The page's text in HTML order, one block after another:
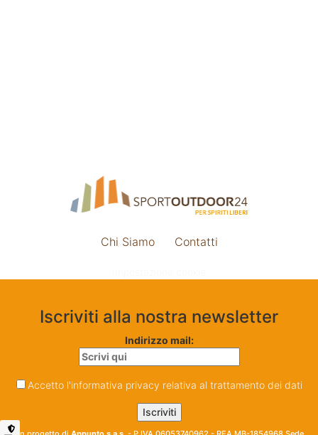
Chi Siamo Contatti
Iscriviti alla nostra newsletter
Indirizzo mail:
Accetto l'informativa privacy relativa al trattamento dei dati